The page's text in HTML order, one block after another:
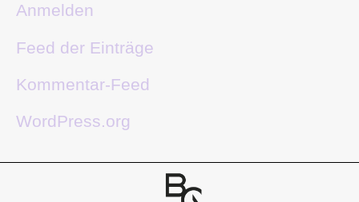
Anmelden
Feed der Einträge
Kommentar-Feed
WordPress.org